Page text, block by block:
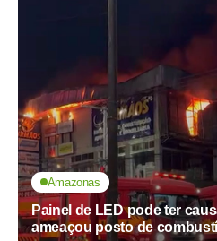
Amazonas
Painel de LED pode ter
ameaçou posto de